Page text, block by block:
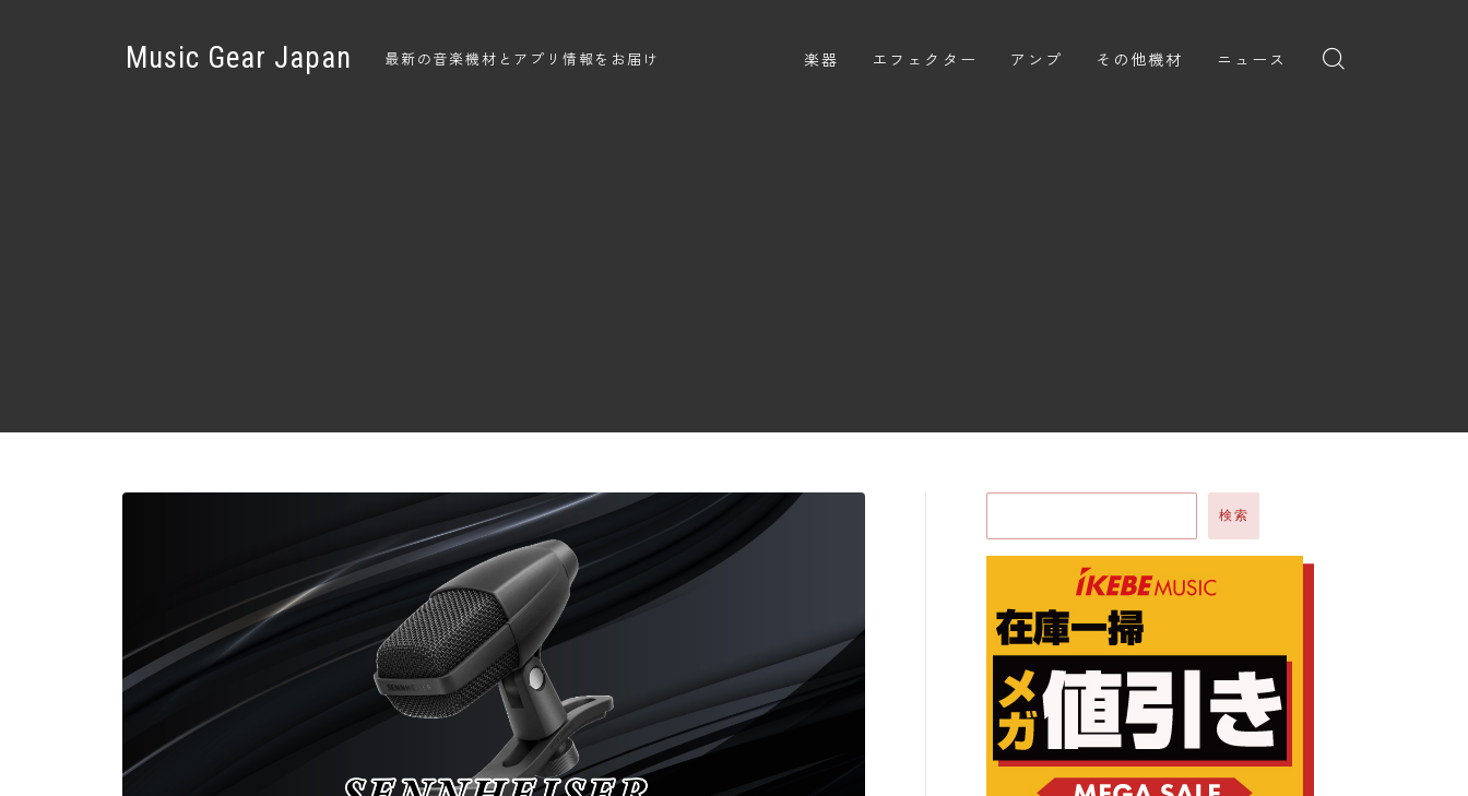
Music Gear Japan 最新の音楽機材とアプリ情報をお届け 楽器 エフェクター
フィルター
マルチエフェクター
アンプ その他機材 ニュース
検索